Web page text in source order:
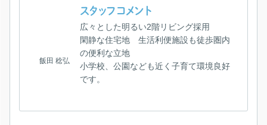
飯田 稔弘
スタッフコメント
広々とした明るい2階リビング採用
閑静な住宅地 生活利便施設も徒歩圏内
の便利な立地
小学校、公園なども近く子育て環境良好
です。